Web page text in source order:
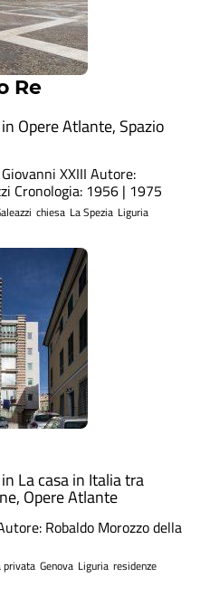
Re
Opere Atlante, Spazio
XXIII Autore:
Cronologia: 1956 | 1975
chiesa La Spezia Liguria
La casa in Italia tra
, Opere Atlante
Robaldo Morozzo della
privata Genova Liguria residenze